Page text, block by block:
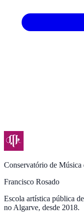
Conservatório de Música
Francisco Rosado
Escola artística pública
no Algarve, desde 2018.